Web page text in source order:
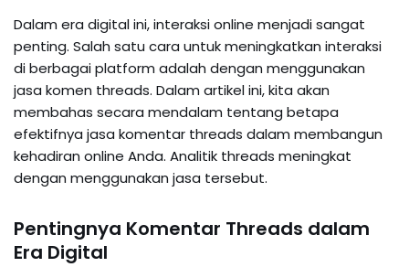
Dalam era digital ini, interaksi online menjadi sangat
penting. Salah satu cara untuk meningkatkan interaksi
di berbagai platform adalah dengan menggunakan
jasa komen threads. Dalam artikel ini, kita akan
membahas secara mendalam tentang betapa
efektifnya jasa komentar threads dalam membangun
kehadiran online Anda. Analitik threads meningkat
dengan menggunakan jasa tersebut.
Pentingnya Komentar Threads dalam
Era Digital